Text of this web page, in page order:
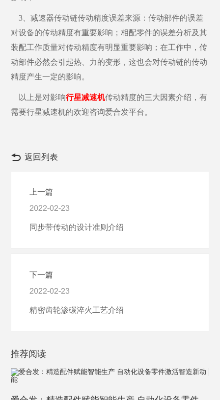
3、减速器传动链传动精度误差来源：传动部件的误差
对设备的传动精度有重要影响；相配零件的误差分析及其
装配工作质量对传动精度有明显重要影响；在工作中，传
动部件必然会引起热、力的变形，这也会对传动链的传动
精度产生一定的影响。
以上是对影响行星减速机传动精度的三大因素介绍，有
需要行星减速机的欢迎咨询爱合发平台。
返回列表
上一篇
2022-02-23
同步带传动的设计准则介绍
下一篇
2022-02-23
精密齿轮渗碳淬火工艺介绍
推荐阅读